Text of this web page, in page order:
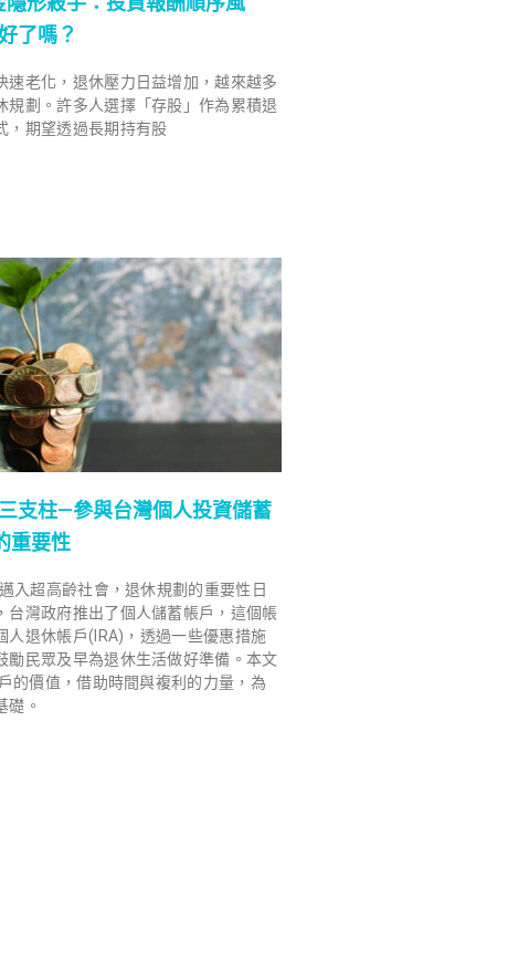
了嗎？
速老化，退休壓力日益增加，越來越多
規劃。許多人選擇「存股」作為累積退
，期望透過長期持有股
支柱—參與台灣個人投資儲蓄
重要性
入超高齡社會，退休規劃的重要性日
台灣政府推出了個人儲蓄帳戶，這個帳
人退休帳戶(IRA)，透過一些優惠措施
勵民眾及早為退休生活做好準備。本文
的價值，借助時間與複利的力量，為
礎。